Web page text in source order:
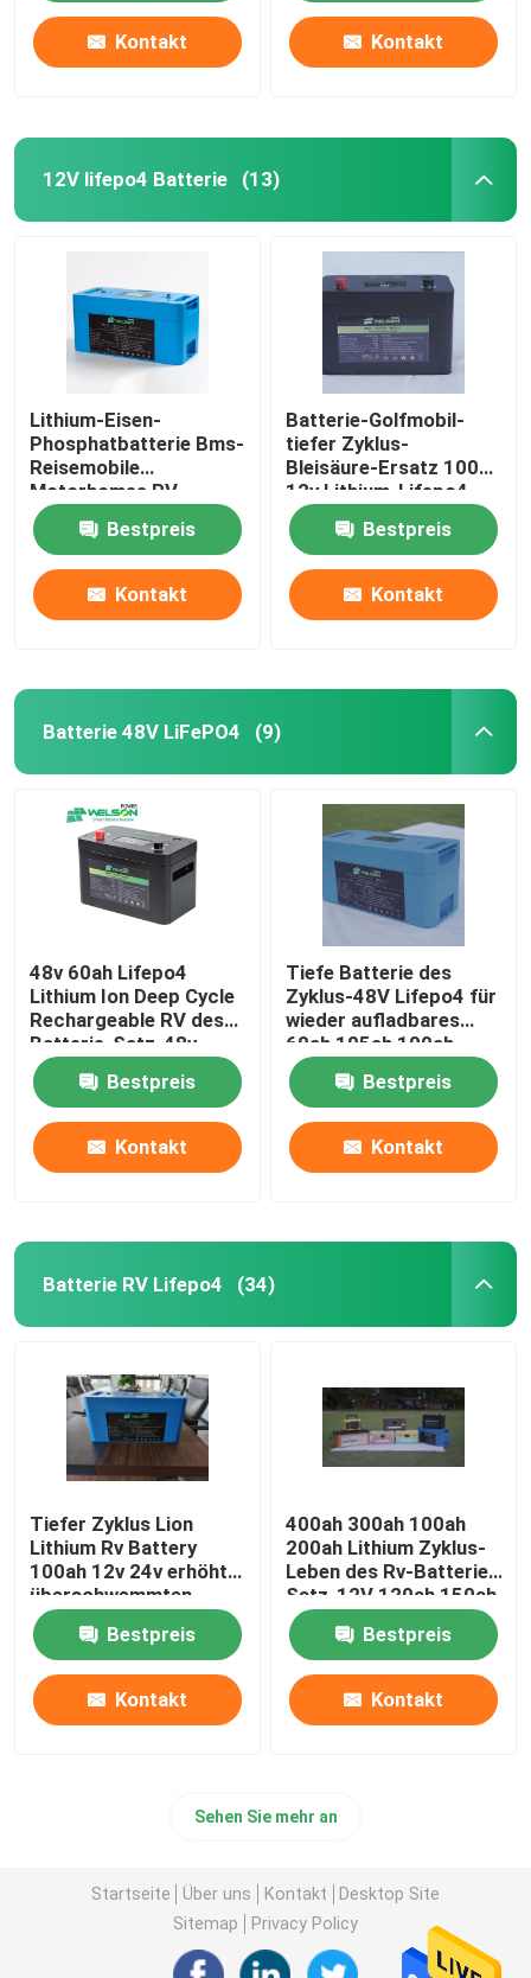
Kontakt Kontakt
12V lifepo4 Batterie (13)
Lithium-Eisen-
Phosphatbatterie Bms-
Reisemobile
Motorhomes RV
Lifepo4 12v 100ah
Bluetooth Marinesoldat
Bestpreis
Kontakt
Batterie-Golfmobil-
tiefer Zyklus-
Bleisäure-Ersatz 100ah
12v Lithium-Lifepo4
Bestpreis
Kontakt
Batterie 48V LiFePO4 (9)
48v 60ah Lifepo4
Lithium Ion Deep Cycle
Rechargeable RV des
Batterie-Satz-48v
200ah 105ah
Bestpreis
Kontakt
Tiefe Batterie des
Zyklus-48V Lifepo4 für
wieder aufladbares
60ah 105ah 100ah
Lithium-Ion des
Motorrad-Bestpreis
Kontakt
Batterie RV Lifepo4 (34)
Tiefer Zyklus Lion
Lithium Rv Battery
100ah 12v 24v erhöhte
überschwemmten
einem doppelten
Zweck dienenden
Marinesoldaten
Bestpreis
Kontakt
400ah 300ah 100ah
200ah Lithium Zyklus-
Leben des Rv-Batterie-
Satz-12V 120ah 150ah
1000A UPS 6000
Bestpreis
Kontakt
Sehen Sie mehr an
Startseite Über uns Kontakt
Desktop Site
Sitemap
Privacy Policy